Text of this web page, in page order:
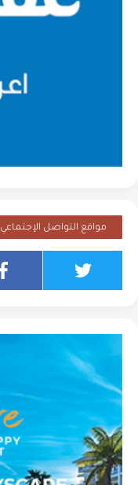
مواقع التواصل الإجتماعي